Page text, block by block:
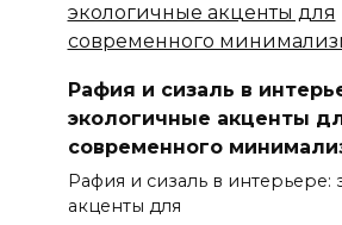
Рафия и сизаль в
экологичные акценты
современного
Рафия и сизаль в интерьере:
акценты для